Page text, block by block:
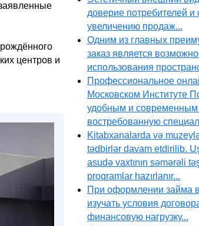
центров и
доверие потребителей и
увеличению продаж...
Одним из главных
заказ является
использования
Профессиональное
Московском Институте
удобным и современным
востребованную
Kitabxanalarda və
tədbirlər davam etdirilib.
asudə vaxtının səmərəli
proqramlar hazırlanır...
При оформлении займа
изучать условия
финансовую нагрузку...